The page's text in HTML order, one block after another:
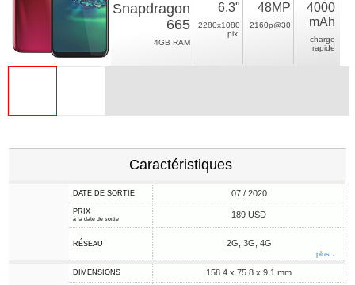
Snapdragon
665
4GB RAM
6.3"
2280x1080
pix.
48MP
2160p@30
4000
mAh
charge
rapide
Caractéristiques
DATE DE SORTIE 07 / 2020
PRIX
à la date de sortie 189 USD
RÉSEAU 2G, 3G, 4G
plus ↓
DIMENSIONS 158.4 x 75.8 x 9.1 mm